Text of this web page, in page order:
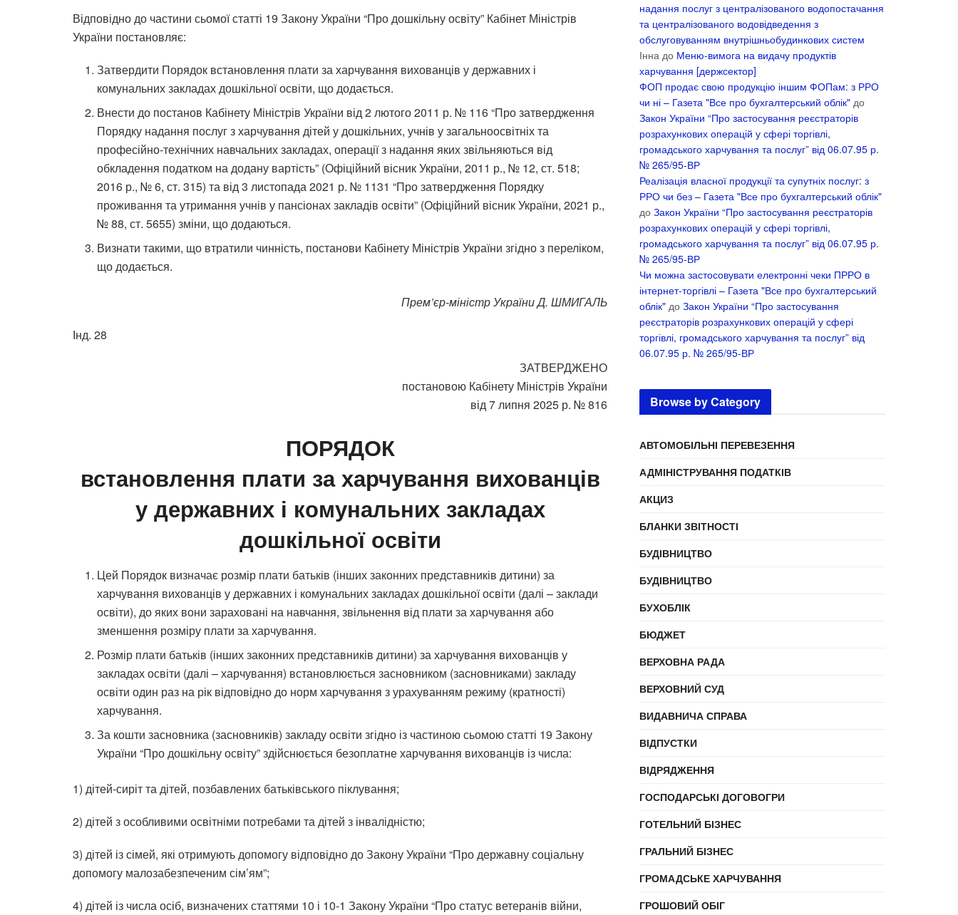
Відповідно до частини сьомої статті 19 Закону України “Про дошкільну освіту” Кабінет Міністрів
України постановляє:
Затвердити Порядок встановлення плати за харчування вихованців у державних і
комунальних закладах дошкільної освіти, що додається.
Внести до постанов Кабінету Міністрів України від 2 лютого 2011 р. № 116 “Про затвердження
Порядку надання послуг з харчування дітей у дошкільних, учнів у загальноосвітніх та
професійно-технічних навчальних закладах, операції з надання яких звільняються від
обкладення податком на додану вартість” (Офіційний вісник України, 2011 р., № 12, ст. 518;
2016 р., № 6, ст. 315) та від 3 листопада 2021 р. № 1131 “Про затвердження Порядку
проживання та утримання учнів у пансіонах закладів освіти” (Офіційний вісник України, 2021 р.,
№ 88, ст. 5655) зміни, що додаються.
Визнати такими, що втратили чинність, постанови Кабінету Міністрів України згідно з переліком,
що додається.
Прем’єр-міністр України Д. ШМИГАЛЬ
Інд. 28
ЗАТВЕРДЖЕНО
постановою Кабінету Міністрів України
від 7 липня 2025 р. № 816
ПОРЯДОК
встановлення плати за харчування вихованців
у державних і комунальних закладах
дошкільної освіти
Цей Порядок визначає розмір плати батьків (інших законних представників дитини) за
харчування вихованців у державних і комунальних закладах дошкільної освіти (далі – заклади
освіти), до яких вони зараховані на навчання, звільнення від плати за харчування або
зменшення розміру плати за харчування.
Розмір плати батьків (інших законних представників дитини) за харчування вихованців у
закладах освіти (далі – харчування) встановлюється засновником (засновниками) закладу
освіти один раз на рік відповідно до норм харчування з урахуванням режиму (кратності)
харчування.
За кошти засновника (засновників) закладу освіти згідно із частиною сьомою статті 19 Закону
України “Про дошкільну освіту” здійснюється безоплатне харчування вихованців із числа:
1) дітей-сиріт та дітей, позбавлених батьківського піклування;
2) дітей з особливими освітніми потребами та дітей з інвалідністю;
3) дітей із сімей, які отримують допомогу відповідно до Закону України “Про державну соціальну
допомогу малозабезпеченим сім’ям”;
4) дітей із числа осіб, визначених статтями 10 і 10-1 Закону України “Про статус ветеранів війни,
надання послуг з централізованого водопостачання
та централізованого водовідведення з
обслуговуванням внутрішньобудинкових систем
Інна до Меню-вимога на видачу продуктів
харчування [держсектор]
ФОП продає свою продукцію іншим ФОПам: з РРО
чи ні – Газета "Все про бухгалтерський облік" до
Закон України “Про застосування реєстраторів
розрахункових операцій у сфері торгівлі,
громадського харчування та послуг” від 06.07.95 р.
№ 265/95-ВР
Реалізація власної продукції та супутніх послуг: з
РРО чи без – Газета "Все про бухгалтерський облік"
до Закон України “Про застосування реєстраторів
розрахункових операцій у сфері торгівлі,
громадського харчування та послуг” від 06.07.95 р.
№ 265/95-ВР
Чи можна застосовувати електронні чеки ПРРО в
інтернет-торгівлі – Газета "Все про бухгалтерський
облік" до Закон України “Про застосування
реєстраторів розрахункових операцій у сфері
торгівлі, громадського харчування та послуг” від
06.07.95 р. № 265/95-ВР
Browse by Category
АВТОМОБІЛЬНІ ПЕРЕВЕЗЕННЯ
АДМІНІСТРУВАННЯ ПОДАТКІВ
АКЦИЗ
БЛАНКИ ЗВІТНОСТІ
БУДІВНИЦТВО
БУДІВНИЦТВО
БУХОБЛІК
БЮДЖЕТ
ВЕРХОВНА РАДА
ВЕРХОВНИЙ СУД
ВИДАВНИЧА СПРАВА
ВІДПУСТКИ
ВІДРЯДЖЕННЯ
ГОСПОДАРСЬКІ ДОГОВОГРИ
ГОТЕЛЬНИЙ БІЗНЕС
ГРАЛЬНИЙ БІЗНЕС
ГРОМАДСЬКЕ ХАРЧУВАННЯ
ГРОШОВИЙ ОБІГ